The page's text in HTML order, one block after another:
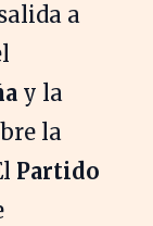
a
y la
la
Partido